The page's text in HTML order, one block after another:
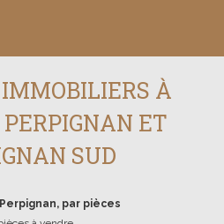
À
ET
SUD
Perpignan, par pièces